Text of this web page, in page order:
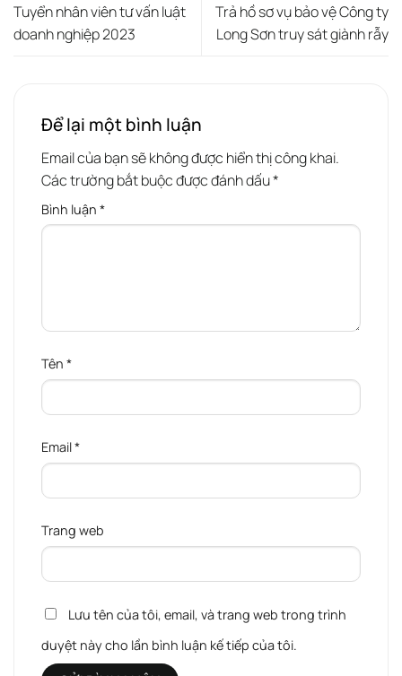
Tuyển nhân viên tư vấn luật
doanh nghiệp 2023
Trả hồ sơ vụ bảo vệ Công ty
Long Sơn truy sát giành rẫy
Để lại một bình luận
Email của bạn sẽ không được hiển thị công khai.
Các trường bắt buộc được đánh dấu*
Bình luận *
Tên *
Email*
Trang web
Lưu tên của tôi, email, và trang web trong trình
duyệt này cho lần bình luận kế tiếp của tôi.